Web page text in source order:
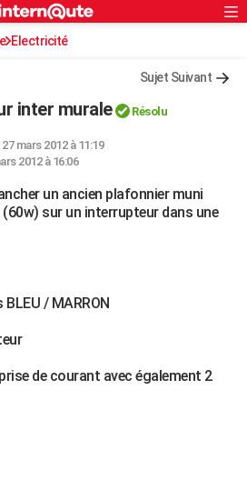
S'inscrire
Connexion
Electricité
Sujet Suivant
inter murale Résolu
mars 2012 à 11:19
2012 à 16:06
un ancien plafonnier muni
sur un interrupteur dans une
/ MARRON
de courant avec également 2